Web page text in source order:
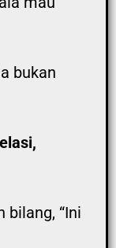
bukan
bilang, “Ini